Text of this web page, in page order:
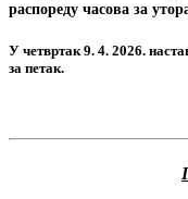
распореду часова за
У четвртак 9. 4. 2026.
за петак.